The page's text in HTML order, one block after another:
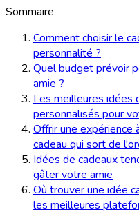
Sommaire
Comment choisir le
personnalité ?
Quel budget prévoir
amie ?
Les meilleures idées
personnalisés pour
Offrir une expérience
cadeau qui sort de
Idées de cadeaux
gâter votre amie
Où trouver une idée
les meilleures